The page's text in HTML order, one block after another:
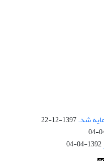
1397-12-22
1392-04-04